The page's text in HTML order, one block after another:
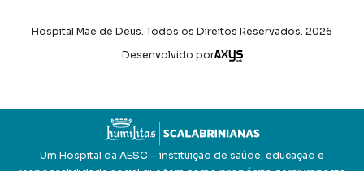
Hospital Mãe de Deus. Todos os Direitos Reservados. 2026
Desenvolvido por
Axysweb
Um Hospital da AESC – instituição de saúde, educação e